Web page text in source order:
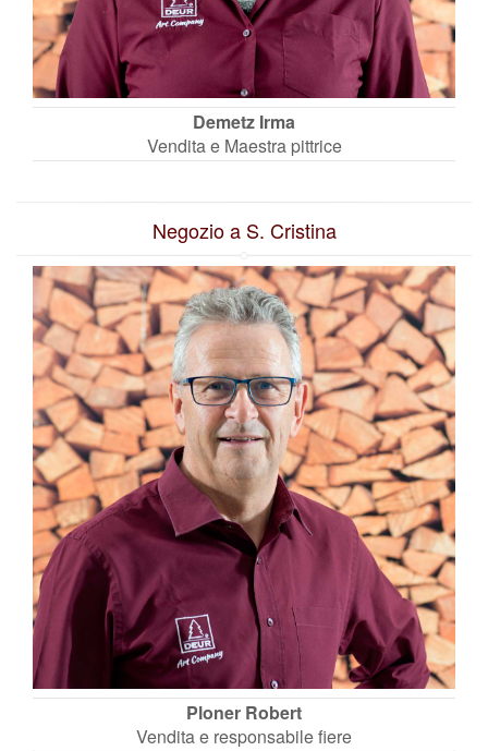
Demetz Irma
Vendita e Maestra pittrice
Negozio a S. Cristina
Ploner Robert
Vendita e responsabile fiere